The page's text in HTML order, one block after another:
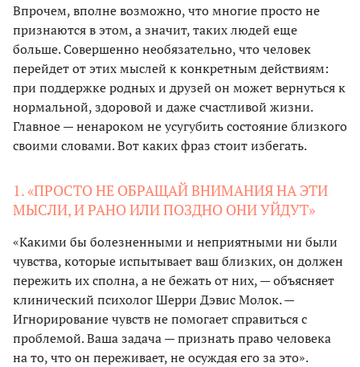
Впрочем, вполне возможно, что многие просто не
признаются в этом, а значит, таких людей еще
больше. Совершенно необязательно, что человек
перейдет от этих мыслей к конкретным действиям:
при поддержке родных и друзей он может вернуться к
нормальной, здоровой и даже счастливой жизни.
Главное — ненароком не усугубить состояние близкого
своими словами. Вот каких фраз стоит избегать.
1. «ПРОСТО НЕ ОБРАЩАЙ ВНИМАНИЯ НА ЭТИ
МЫСЛИ, И РАНО ИЛИ ПОЗДНО ОНИ УЙДУТ»
«Какими бы болезненными и неприятными ни были
чувства, которые испытывает ваш близких, он должен
пережить их сполна, а не бежать от них, — объясняет
клинический психолог Шерри Дэвис Молок. —
Игнорирование чувств не помогает справиться с
проблемой. Ваша задача — признать право человека
на то, что он переживает, не осуждая его за это».